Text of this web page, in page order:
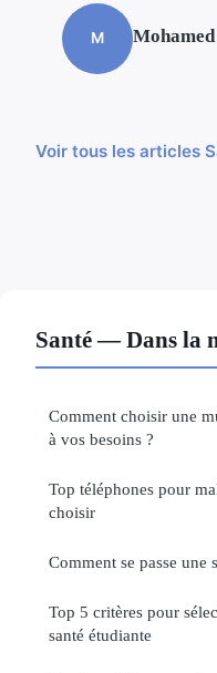
M Mohamed
Voir tous les articles
Santé — Dans la
Comment choisir une
à vos besoins ?
Top téléphones pour
choisir
Comment se passe une
Top 5 critères pour
santé étudiante